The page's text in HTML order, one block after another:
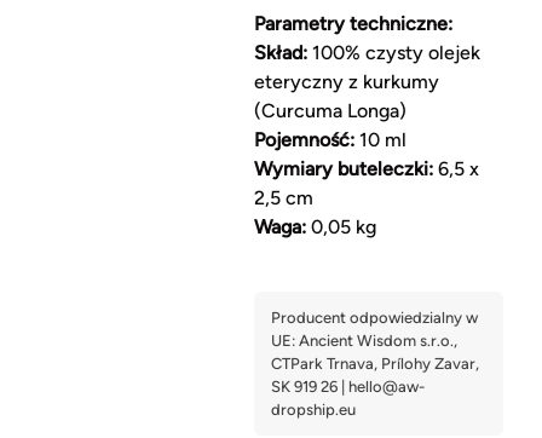
Parametry techniczne:
Skład:100% czysty olejek
eteryczny z kurkumy
(Curcuma Longa)
Pojemność:10 ml
Wymiary buteleczki:6,5 x
2,5 cm
Waga:0,05 kg